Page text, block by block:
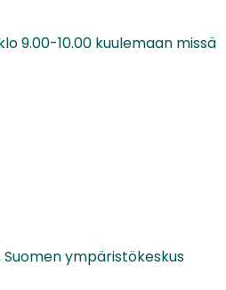
9.00-10.00 kuulemaan missä
Suomen ympäristökeskus